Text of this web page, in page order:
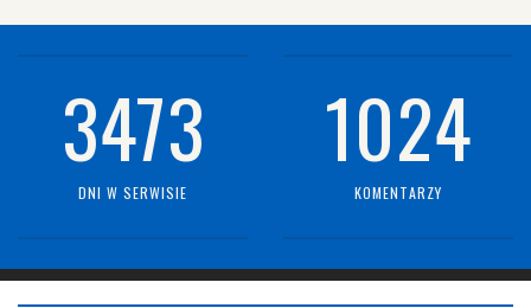
3473
DNI W SERWISIE
1024
KOMENTARZY